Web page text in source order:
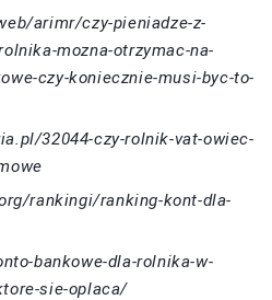
arimr/czy-pieniadze-z-
mozna-otrzymac-na-
czy-koniecznie-musi-byc-to-
32044-czy-rolnik-vat-owiec-
rankingi/ranking-kont-dla-
bankowe-dla-rolnika-w-
sie-oplaca/